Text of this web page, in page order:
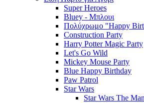
Super Heroes
Bluey - Μπλουι
Πολύχρωμο "Happy
Construction Party
Harry Potter Magic Party
Let's Go Wild
Mickey Mouse Party
Blue Happy Birthday
Paw Patrol
Star Wars
Star Wars The